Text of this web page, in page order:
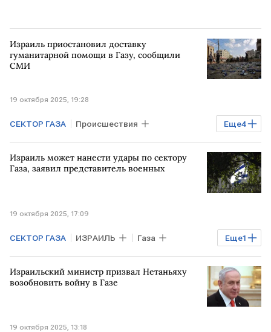
Израиль приостановил доставку
гуманитарной помощи в Газу, сообщили
СМИ
19 октября 2025, 19:28
Еще4
СЕКТОР ГАЗА Происшествия
Мировая экономика Газа
ИЗРАИЛЬ В мире
Израиль может нанести удары по сектору
Газа, заявил представитель военных
19 октября 2025, 17:09
Еще1
СЕКТОР ГАЗА ИЗРАИЛЬ Газа
В мире
Израильский министр призвал Нетаньяху
возобновить войну в Газе
19 октября 2025, 13:18